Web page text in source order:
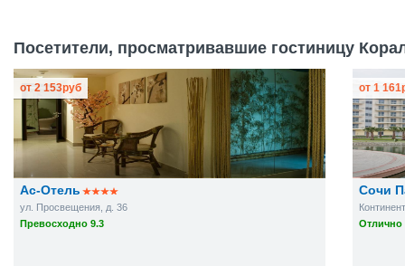
Посетители, просматривавшие гостиницу
Ас-Отель
ул. Просвещения, д. 36
Превосходно 9.3
от 2 153руб
Сочи
Отлично
от 1 161